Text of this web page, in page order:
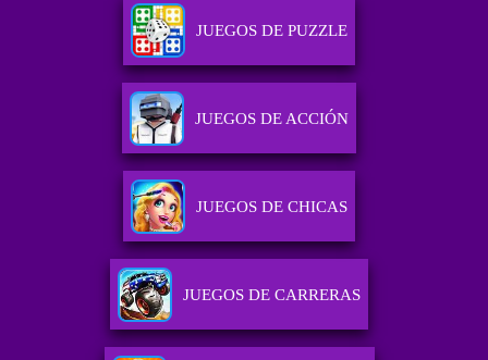
JUEGOS DE PUZZLE
JUEGOS DE ACCIÓN
JUEGOS DE CHICAS
JUEGOS DE CARRERAS